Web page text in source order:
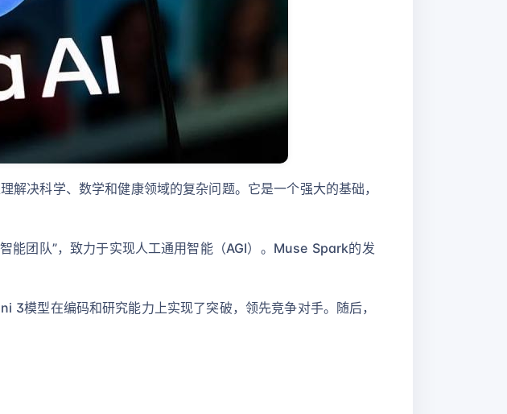
决科学、数学和健康领域的复杂问题。它是一个强大的基础，
能团队”，致力于实现人工通用智能（AGI）。Muse Spark的发
模型在编码和研究能力上实现了突破，领先竞争对手。随后，